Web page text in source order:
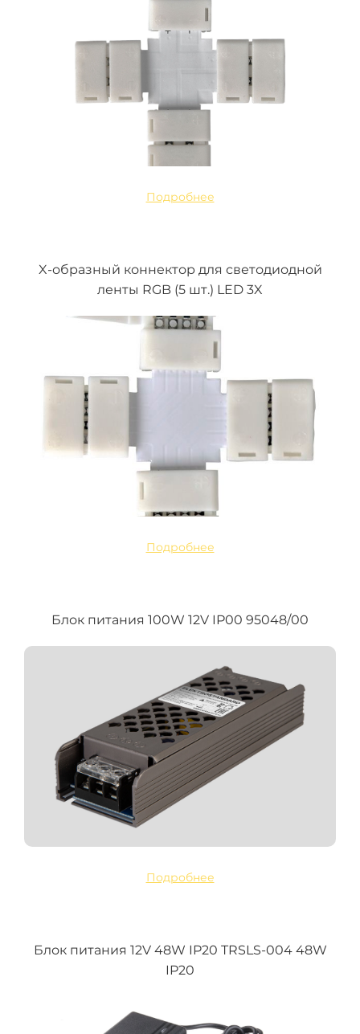
Подробнее
X-образный коннектор для светодиодной
ленты RGB (5 шт.) LED 3X
Подробнее
Блок питания 100W 12V IP00 95048/00
Подробнее
Блок питания 12V 48W IP20 TRSLS-004 48W
IP20